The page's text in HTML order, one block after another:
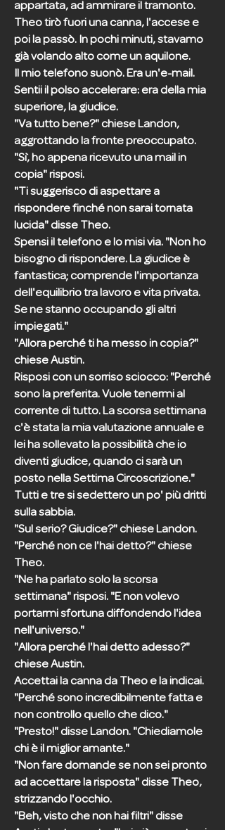
appartata, ad ammirare il tramonto.
Theo tirò fuori una canna, l'accese e
poi la passò. In pochi minuti, stavamo
già volando alto come un aquilone.
Il mio telefono suonò. Era un'e-mail.
Sentii il polso accelerare: era della mia
superiore, la giudice.
"Va tutto bene?" chiese Landon,
aggrottando la fronte preoccupato.
"Sì, ho appena ricevuto una mail in
copia" risposi.
"Ti suggerisco di aspettare a
rispondere finché non sarai tornata
lucida" disse Theo.
Spensi il telefono e lo misi via. "Non ho
bisogno di rispondere. La giudice è
fantastica; comprende l'importanza
dell'equilibrio tra lavoro e vita privata.
Se ne stanno occupando gli altri
impiegati."
"Allora perché ti ha messo in copia?"
chiese Austin.
Risposi con un sorriso sciocco: "Perché
sono la preferita. Vuole tenermi al
corrente di tutto. La scorsa settimana
c'è stata la mia valutazione annuale e
lei ha sollevato la possibilità che io
diventi giudice, quando ci sarà un
posto nella Settima Circoscrizione."
Tutti e tre si sedettero un po' più dritti
sulla sabbia.
"Sul serio? Giudice?" chiese Landon.
"Perché non ce l'hai detto?" chiese
Theo.
"Ne ha parlato solo la scorsa
settimana" risposi. "E non volevo
portarmi sfortuna diffondendo l'idea
nell'universo."
"Allora perché l'hai detto adesso?"
chiese Austin.
Accettai la canna da Theo e la indicai.
"Perché sono incredibilmente fatta e
non controllo quello che dico."
"Presto!" disse Landon. "Chiediamole
chi è il miglior amante."
"Non fare domande se non sei pronto
ad accettare la risposta" disse Theo,
strizzando l'occhio.
"Beh, visto che non hai filtri" disse